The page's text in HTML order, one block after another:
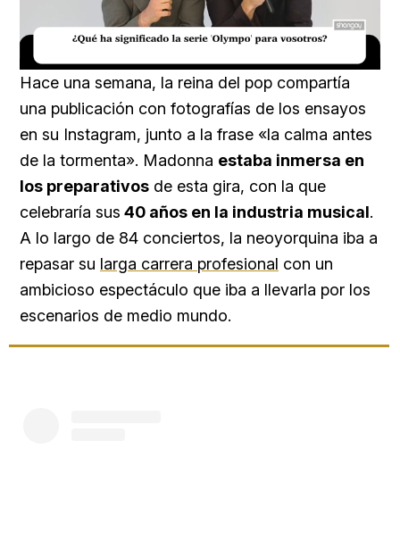
16.54%
Hace una semana, la reina del pop compartía
una publicación con fotografías de los ensayos
en su Instagram, junto a la frase «la calma antes
de la tormenta». Madonna estaba inmersa en
los preparativos de esta gira, con la que
celebraría sus 40 años en la industria musical.
A lo largo de 84 conciertos, la neoyorquina iba a
repasar su larga carrera profesional con un
ambicioso espectáculo que iba a llevarla por los
escenarios de medio mundo.